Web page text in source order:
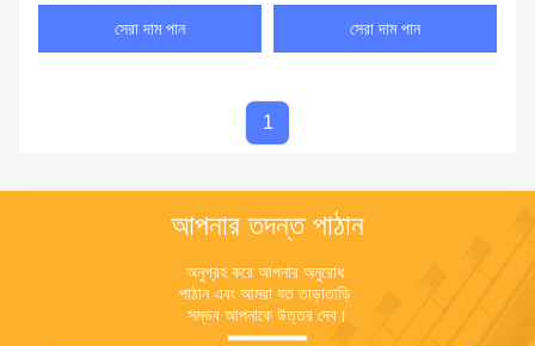
সেরা দাম পান সেরা দাম পান
1
আপনার তদন্ত পাঠান
অনুগ্রহ করে আপনার অনুরোধ
পাঠান এবং আমরা যত তাড়াতাড়ি
সম্ভব আপনাকে উত্তর দেব।